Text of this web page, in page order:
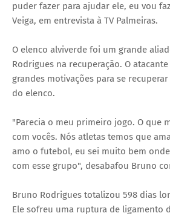
puder fazer para ajudar ele, eu vou
Veiga, em entrevista à TV Palmeiras.
O elenco alviverde foi um grande
Rodrigues na recuperação. O
grandes motivações para se
do elenco.
"Parecia o meu primeiro jogo. O que
com vocês. Nós atletas temos que
amo o futebol, eu sei muito bem
com esse grupo", desabafou Bruno
Bruno Rodrigues totalizou 598 dias
Ele sofreu uma ruptura de ligamento